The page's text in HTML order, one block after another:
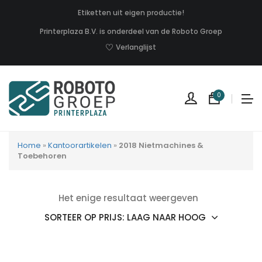
Etiketten uit eigen productie!
Printerplaza B.V. is onderdeel van de Roboto Groep
Verlanglijst
0
Home » Kantoorartikelen » 2018 Nietmachines &
Toebehoren
Het enige resultaat weergeven